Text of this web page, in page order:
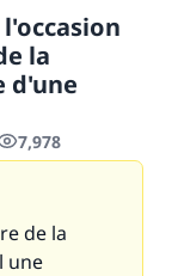
la
d'une
7,978
de la
une